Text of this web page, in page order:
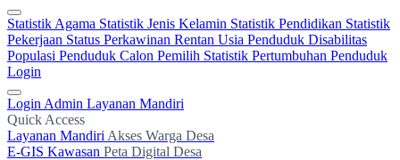
Statistik Agama Statistik Jenis Kelamin Statistik Pendidikan Statistik
Pekerjaan Status Perkawinan Rentan Usia Penduduk Disabilitas
Populasi Penduduk Calon Pemilih Statistik Pertumbuhan Penduduk
Login
Login Admin Layanan Mandiri
Quick Access
Layanan Mandiri Akses Warga Desa
E-GIS Kawasan Peta Digital Desa